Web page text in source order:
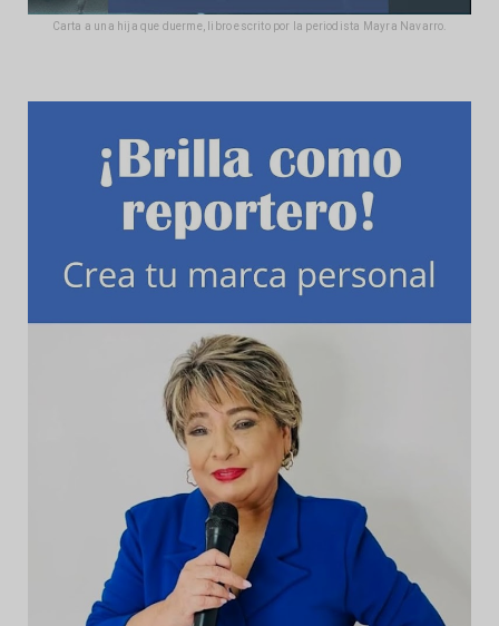
Carta a una hija que duerme, libro escrito por la periodista Mayra Navarro.